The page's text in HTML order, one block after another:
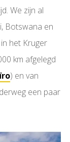
We zijn al
Botswana en
het Kruger
km afgelegd
) en van
een paar